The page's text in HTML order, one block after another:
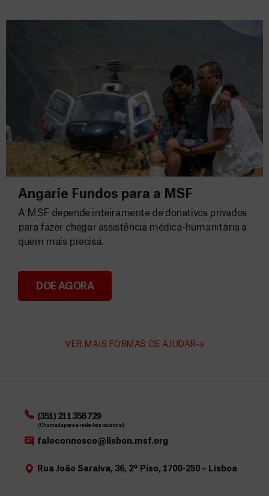
Angarie Fundos para a MSF
Angarie Fundos para a MSF
A MSF depende inteiramente de donativos privados
para fazer chegar assistência médica-humanitária a
quem mais precisa.
DOE AGORA
VER MAIS FORMAS DE AJUDAR
(351) 211 358 729
(Chamada para a rede fixa nacional)
faleconnosco@lisbon.msf.org
Rua João Saraiva, 36, 2º Piso, 1700-250 – Lisboa